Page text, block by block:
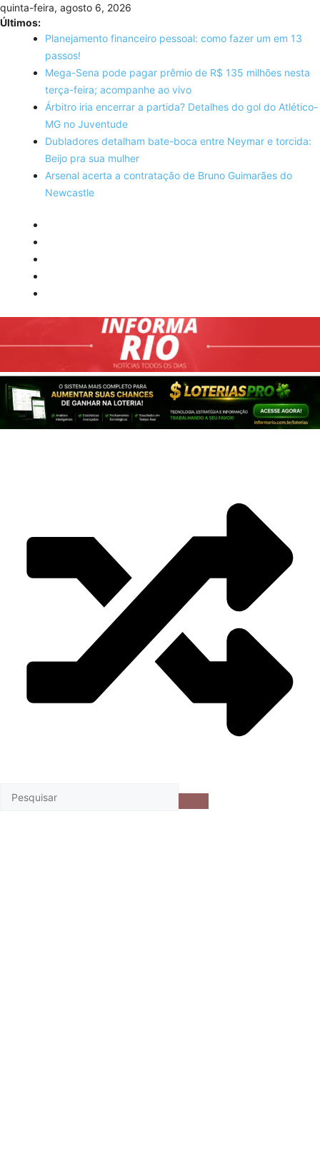
Skip
to
content
quinta-feira, agosto 6, 2026
Últimos:
Planejamento financeiro pessoal: como fazer um em 13
passos!
Mega-Sena pode pagar prêmio de R$ 135 milhões nesta
terça-feira; acompanhe ao vivo
Árbitro iria encerrar a partida? Detalhes do gol do Atlético-
MG no Juventude
Dubladores detalham bate-boca entre Neymar e torcida:
Beijo pra sua mulher
Arsenal acerta a contratação de Bruno Guimarães do
Newcastle